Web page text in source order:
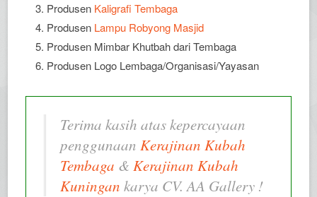
Produsen Kaligrafi Tembaga
Produsen Lampu Robyong Masjid
Produsen Mimbar Khutbah dari Tembaga
Produsen Logo Lembaga/Organisasi/Yayasan
Terima kasih atas kepercayaan
penggunaanKerajinan Kubah
Tembaga &Kerajinan Kubah
Kuningan karya CV. AA Gallery !